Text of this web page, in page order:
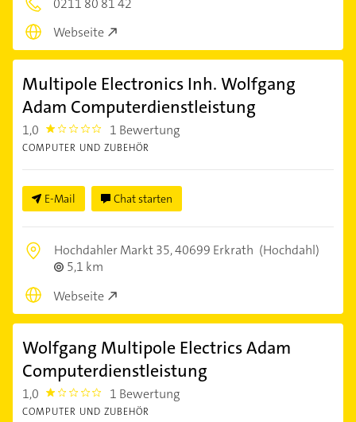
0211 80 81 42
Webseite
Multipole Electronics Inh. Wolfgang
Adam Computerdienstleistung
1,0 1.0 1 Bewertung
COMPUTER UND ZUBEHÖR
E-Mail Chat starten
Hochdahler Markt 35,40699 Erkrath (Hochdahl)
5,1 km
Webseite
Wolfgang Multipole Electrics Adam
Computerdienstleistung
1,0 1.0 1 Bewertung
COMPUTER UND ZUBEHÖR